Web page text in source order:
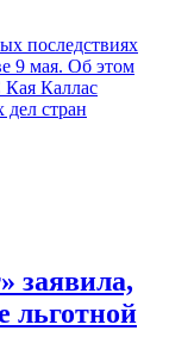
последствиях
9 мая. Об этом
Кая Каллас
стран
заявила,
льготной